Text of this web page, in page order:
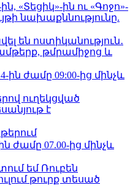
«Տեցիկ»-ին ու «Գոջո»-
նախաքննությունը.
են ոստիկանություն․
թմրամիջոց և
ին ժամը 09:00-ից մինչև
ուղեկցված
է
ին ժամը 07.00-ից մինչև
եմ Ռուբեն
թուրք տեսած